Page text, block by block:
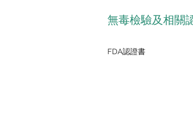
無毒檢驗及相關
​​FDA認證書